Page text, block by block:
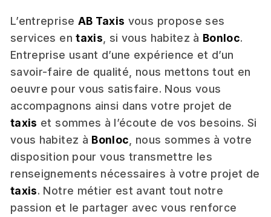
L’entreprise AB Taxis vous propose ses
services entaxis , si vous habitez à Bonloc.
Entreprise usant d’une expérience et d’un
savoir-faire de qualité, nous mettons tout en
oeuvre pour vous satisfaire. Nous vous
accompagnons ainsi dans votre projet de
taxis et sommes à l’écoute de vos besoins. Si
vous habitez à Bonloc , nous sommes à votre
disposition pour vous transmettre les
renseignements nécessaires à votre projet de
taxis. Notre métier est avant tout notre
passion et le partager avec vous renforce